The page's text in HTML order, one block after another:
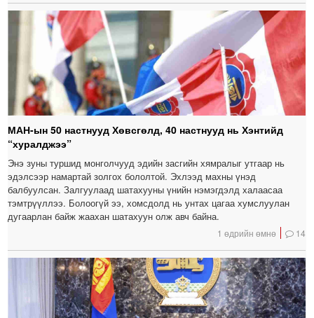
МАН-ын 50 настнууд Хөвсгөлд, 40 настнууд нь Хэнтийд
“хуралджээ”
Энэ зуны туршид монголчууд эдийн засгийн хямралыг утгаар нь
эдэлсээр намартай золгох бололтой. Эхлээд махны үнэд
балбуулсан. Залгуулаад шатахууны үнийн нэмэгдэлд халаасаа
тэмтрүүллээ. Болоогүй ээ, хомсдолд нь унтах цагаа хумслуулан
дугаарлан байж жаахан шатахуун олж авч байна.
1 өдрийн өмнө 14